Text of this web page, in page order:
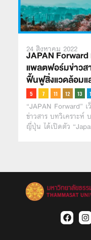
24 สิงหาคม 2022
JAPAN Forward
แพลตฟอร์มข่าวส
ฟื้นฟูสิ่งแวดล้อมแ
“JAPAN Forward”
ข่าวสาร บทวิเคราะห์
ญี่ปุ่น ได้เปิดตัว